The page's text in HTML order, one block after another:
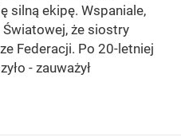
silną ekipę. Wspaniale,
że siostry
Federacji. Po 20-letniej
- zauważył